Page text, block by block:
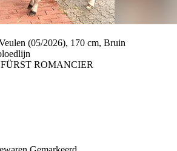
(05/2026), 170 cm, Bruin
ROMANCIER